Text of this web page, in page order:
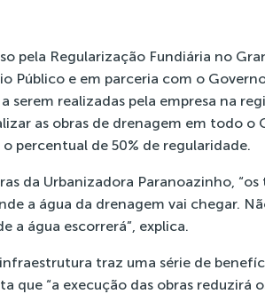
pela Regularização Fundiária no
Público e em parceria com o
serem realizadas pela empresa na
as obras de drenagem em todo o
percentual de 50% de regularidade.
da Urbanizadora Paranoazinho, “os
a água da drenagem vai chegar.
a água escorrerá”, explica.
traz uma série de
que “a execução das obras reduzirá